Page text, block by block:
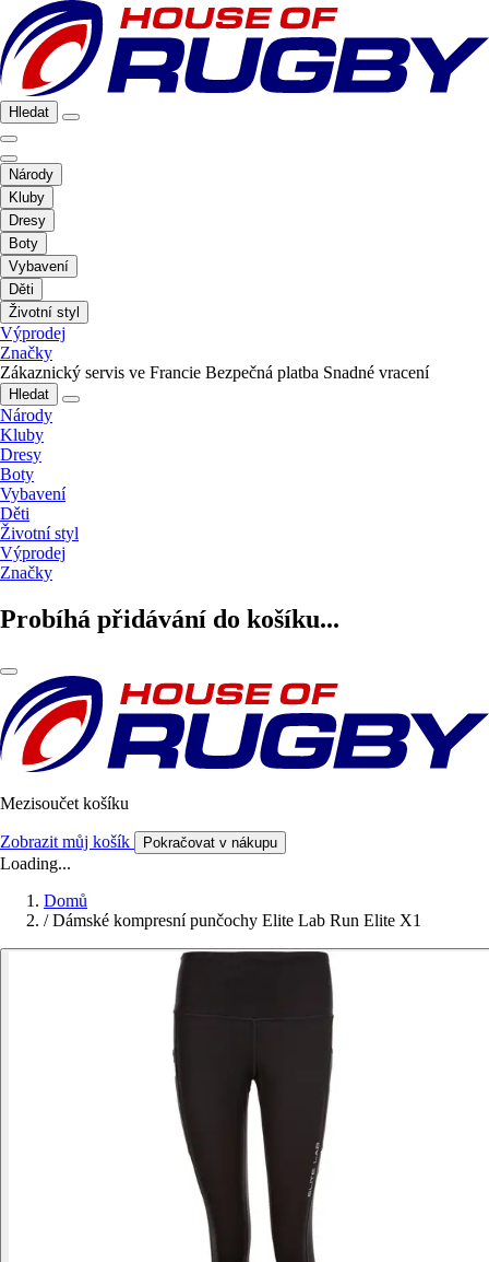
Hledat
Národy
Kluby
Dresy
Boty
Vybavení
Děti
Životní styl
Výprodej
Značky
Zákaznický servis ve Francie Bezpečná platba Snadné vracení
Hledat
Národy
Kluby
Dresy
Boty
Vybavení
Děti
Životní styl
Výprodej
Značky
Probíhá přidávání do košíku...
Mezisoučet košíku
Zobrazit můj košík Pokračovat v nákupu
Loading...
Domů
/ Dámské kompresní punčochy Elite Lab Run Elite X1